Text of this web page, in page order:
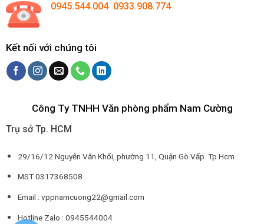
0945.544.004 0933.908.774
Kết nối với chúng tôi
Công Ty TNHH Văn phòng phẩm Nam Cường
Trụ sở Tp. HCM
29/16/12 Nguyễn Văn Khối, phường 11, Quận Gò Vấp. Tp.Hcm
MST 0317368508
Email : vppnamcuong22@gmail.com
Hotline Zalo : 0945544004